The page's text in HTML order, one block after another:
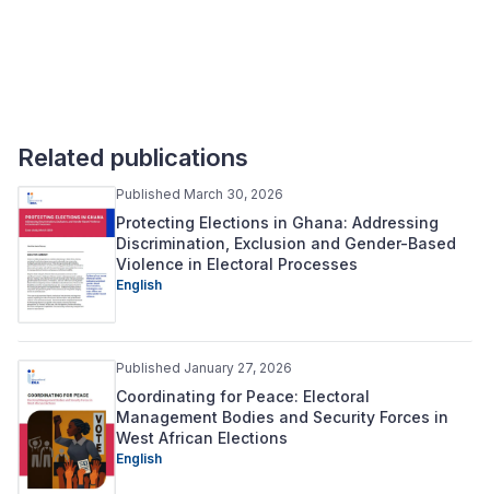
Related publications
Published March 30, 2026
Protecting Elections in Ghana: Addressing
Discrimination, Exclusion and Gender-Based
Violence in Electoral Processes
English
Published January 27, 2026
Coordinating for Peace: Electoral
Management Bodies and Security Forces in
West African Elections
English